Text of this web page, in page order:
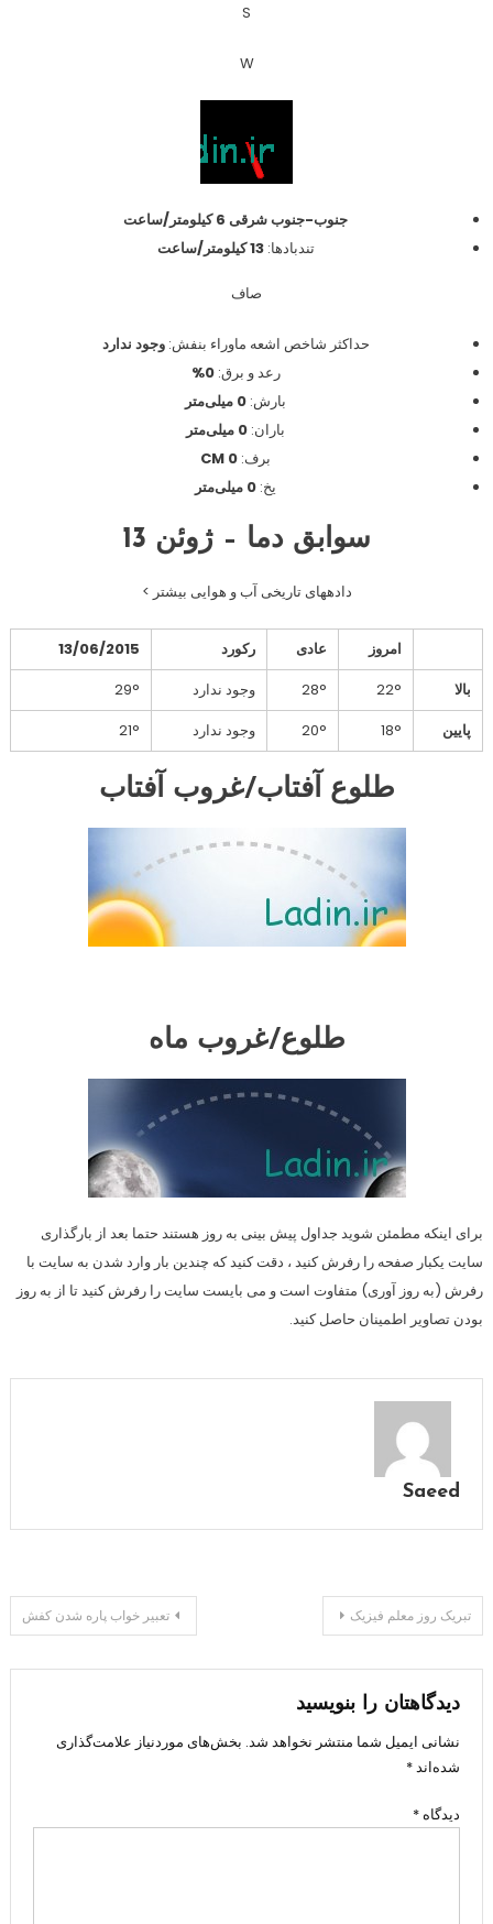
S
W
جنوب-جنوب شرقی 6 کیلومتر/ساعت
تندبادها: 13 کیلومتر/ساعت
صاف
حداکثر شاخص اشعه ماوراء بنفش:وجود ندارد
رعد و برق:0%
بارش: 0 میلی‌متر
باران: 0 میلی‌متر
برف: 0 CM
یخ: 0 میلی‌متر
سوابق دما – ژوئن 13
دادههای تاریخی آب و هوایی بیشتر >
امروز عادی رکورد
13/06/2015
بالا
22°
28° وجود ندارد
29°
پایین
18°
20° وجود ندارد 21°
طلوع آفتاب/غروب آفتاب
طلوع/غروب ماه
برای اینکه مطمئن شوید جداول پیش بینی به روز هستند حتما بعد از بارگذاری
سایت یکبار صفحه را رفرش کنید ، دقت کنید که چندین بار وارد شدن به سایت با
رفرش (به روز آوری) متفاوت است و می بایست سایت را رفرش کنید تا از به روز
بودن تصاویر اطمینان حاصل کنید.
Saeed
راهبری
نوشته
تعبیر خواب پاره شدن کفش تبریک روز معلم فیزیک
دیدگاهتان را بنویسید
نشانی ایمیل شما منتشر نخواهد شد. بخش‌های موردنیاز علامت‌گذاری
شده‌اند*
دیدگاه *